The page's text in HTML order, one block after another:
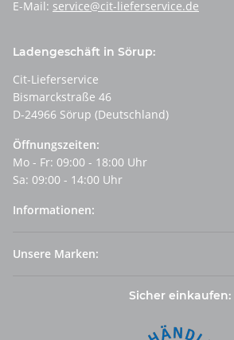
E-Mail: service@cit-lieferservice.de
Ladengeschäft in Sörup:
Cit-Lieferservice
Bismarckstraße 46
D-24966 Sörup (Deutschland)
Öffnungszeiten:
Mo - Fr: 09:00 - 18:00 Uhr
Sa: 09:00 - 14:00 Uhr
Informationen:
Unsere Marken:
Sicher einkaufen: